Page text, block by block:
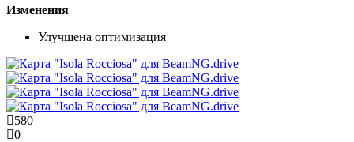
Изменения
Улучшена оптимизация
580
0